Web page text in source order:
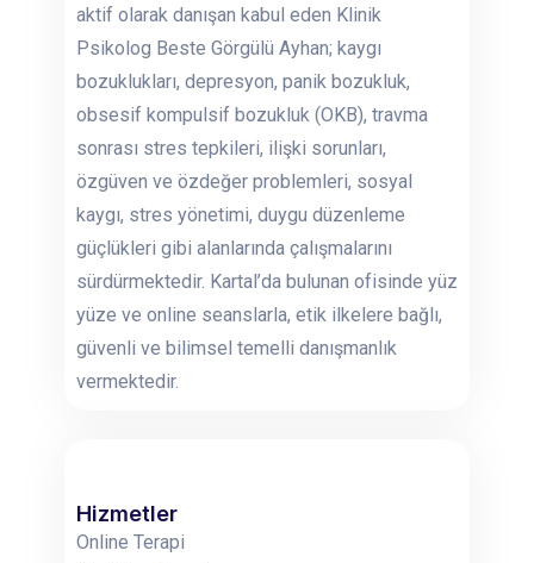
aktif olarak danışan kabul eden Klinik
Psikolog Beste Görgülü Ayhan; kaygı
bozuklukları, depresyon, panik bozukluk,
obsesif kompulsif bozukluk (OKB), travma
sonrası stres tepkileri, ilişki sorunları,
özgüven ve özdeğer problemleri, sosyal
kaygı, stres yönetimi, duygu düzenleme
güçlükleri gibi alanlarında çalışmalarını
sürdürmektedir. Kartal’da bulunan ofisinde yüz
yüze ve online seanslarla, etik ilkelere bağlı,
güvenli ve bilimsel temelli danışmanlık
vermektedir.
Hizmetler
Online Terapi